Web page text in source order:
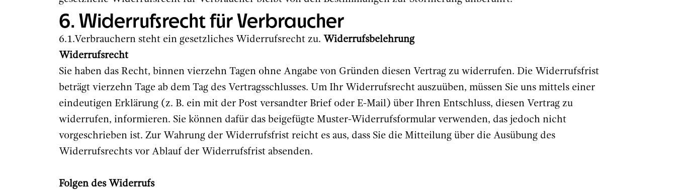
6. Widerrufsrecht für Verbraucher
6.1.Verbrauchern steht ein gesetzliches Widerrufsrecht zu. Widerrufsbelehrung
Widerrufsrecht
Sie haben das Recht, binnen vierzehn Tagen ohne Angabe von Gründen diesen Vertrag zu widerrufen. Die Widerrufsfrist
beträgt vierzehn Tage ab dem Tag des Vertragsschlusses. Um Ihr Widerrufsrecht auszuüben, müssen Sie uns mittels einer
eindeutigen Erklärung (z. B. ein mit der Post versandter Brief oder E-Mail) über Ihren Entschluss, diesen Vertrag zu
widerrufen, informieren. Sie können dafür das beigefügte Muster-Widerrufsformular verwenden, das jedoch nicht
vorgeschrieben ist. Zur Wahrung der Widerrufsfrist reicht es aus, dass Sie die Mitteilung über die Ausübung des
Widerrufsrechts vor Ablauf der Widerrufsfrist absenden.
Folgen des Widerrufs